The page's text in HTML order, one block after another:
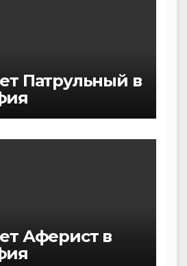
Патрульный в
Аферист в